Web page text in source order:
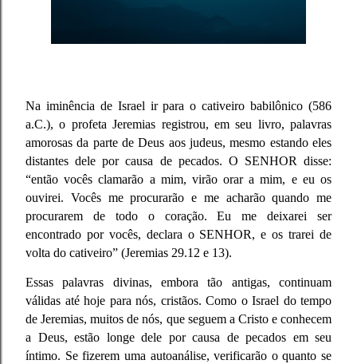
Na iminência de Israel ir para o cativeiro babilônico (586
a.C.), o profeta Jeremias registrou, em seu livro, palavras
amorosas da parte de Deus aos judeus, mesmo estando eles
distantes dele por causa de pecados. O SENHOR disse:
“então vocês clamarão a mim, virão orar a mim, e eu os
ouvirei. Vocês me procurarão e me acharão quando me
procurarem de todo o coração. Eu me deixarei ser
encontrado por vocês, declara o SENHOR, e os trarei de
volta do cativeiro” (Jeremias 29.12 e 13).
Essas palavras divinas, embora tão antigas, continuam
válidas até hoje para nós, cristãos. Como o Israel do tempo
de Jeremias, muitos de nós, que seguem a Cristo e conhecem
a Deus, estão longe dele por causa de pecados em seu
íntimo. Se fizerem uma autoanálise, verificarão o quanto se